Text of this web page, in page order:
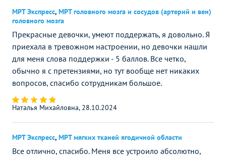
МРТ Экспресс, МРТ головного мозга и сосудов (артерий и вен)
головного мозга
Прекрасные девочки, умеют поддержать, я довольно. Я
приехала в тревожном настроении, но девочки нашли
для меня слова поддержки - 5 баллов. Все четко,
обычно я с претензиями, но тут вообще нет никаких
вопросов, спасибо сотрудникам большое.
Наталья Михайловна, 28.10.2024
МРТ Экспресс, МРТ мягких тканей ягодичной области
Все отлично, спасибо. Меня все устроило абсолютно,